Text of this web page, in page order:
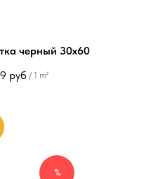
черный 30х60
руб / 1 m²
%